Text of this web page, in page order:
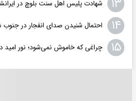
شهادت پلیس اهل سنت بلوچ در
۱۴ احتمال شنیدن صدای انفجار در جنوب
۱۵ چراغی که خاموش نمی‌شود؛ نور امید